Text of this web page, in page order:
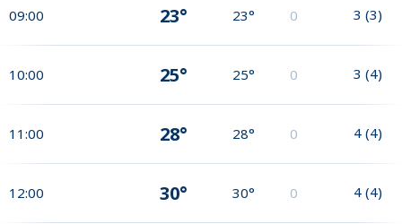
09:00 23° 23° 0 3 (3)
10:00 25° 25° 0 3 (4)
11:00 28° 28° 0 4 (4)
12:00 30° 30° 0 4 (4)